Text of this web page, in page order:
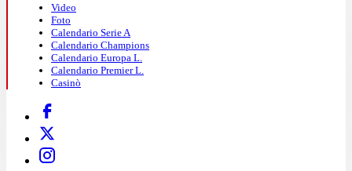
Video
Foto
Calendario Serie A
Calendario Champions
Calendario Europa L.
Calendario Premier L.
Casinò